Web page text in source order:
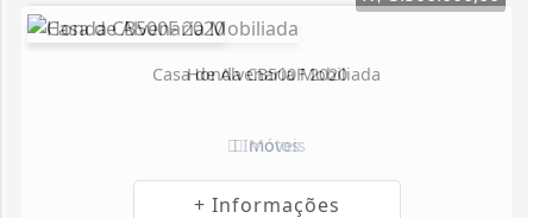
Honda CB500F 2020
Motos
+ Informações